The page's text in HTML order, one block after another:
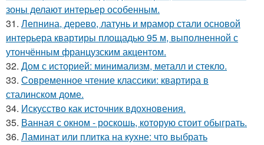
зоны делают интерьер особенным.
31. Лепнина, дерево, латунь и мрамор стали основой
интерьера квартиры площадью 95 м, выполненной с
утончённым французским акцентом.
32. Дом с историей: минимализм, металл и стекло.
33. Современное чтение классики: квартира в
сталинском доме.
34. Искусство как источник вдохновения.
35. Ванная с окном - роскошь, которую стоит обыграть.
36. Ламинат или плитка на кухне: что выбрать